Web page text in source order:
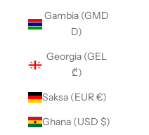
Gambia (GMD
D)
Georgia (GEL
₾)
Saksa (EUR €)
Ghana (USD $)